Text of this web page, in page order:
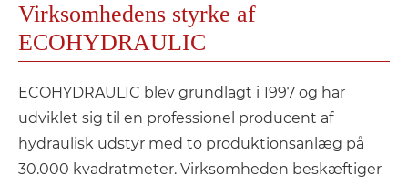
Virksomhedens styrke af
ECOHYDRAULIC
ECOHYDRAULIC blev grundlagt i 1997 og har
udviklet sig til en professionel producent af
hydraulisk udstyr med to produktionsanlæg på
30.000 kvadratmeter. Virksomheden beskæftiger